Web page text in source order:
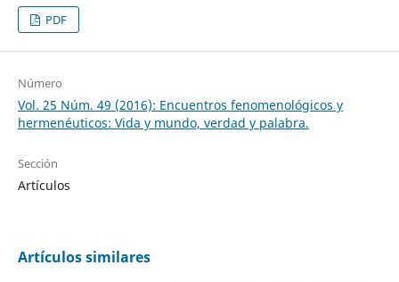
PDF
Número
Vol. 25 Núm. 49 (2016): Encuentros fenomenológicos y
hermenéuticos: Vida y mundo, verdad y palabra.
Sección
Artículos
Artículos similares